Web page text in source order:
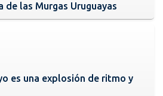
de las Murgas Uruguayas
es una explosión de ritmo y